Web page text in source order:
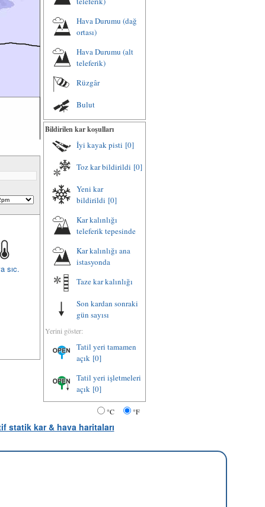
sıc.
Hava Durumu (dağ
ortası)
Hava Durumu (alt
teleferik)
Rüzgâr
Bulut
Bildirilen kar koşulları
İyi kayak pisti [0]
Toz kar bildirildi [0]
Yeni kar
bildirildi [0]
Kar kalınlığı
teleferik tepesinde
Kar kalınlığı ana
istasyonda
Taze kar kalınlığı
Son kardan sonraki
gün sayısı
Yerini göster:
Tatil yeri tamamen
açık [0]
Tatil yeri işletmeleri
açık [0]
°C °F
statik kar & hava haritaları